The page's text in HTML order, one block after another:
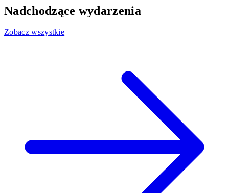
Nadchodzące wydarzenia
Zobacz wszystkie